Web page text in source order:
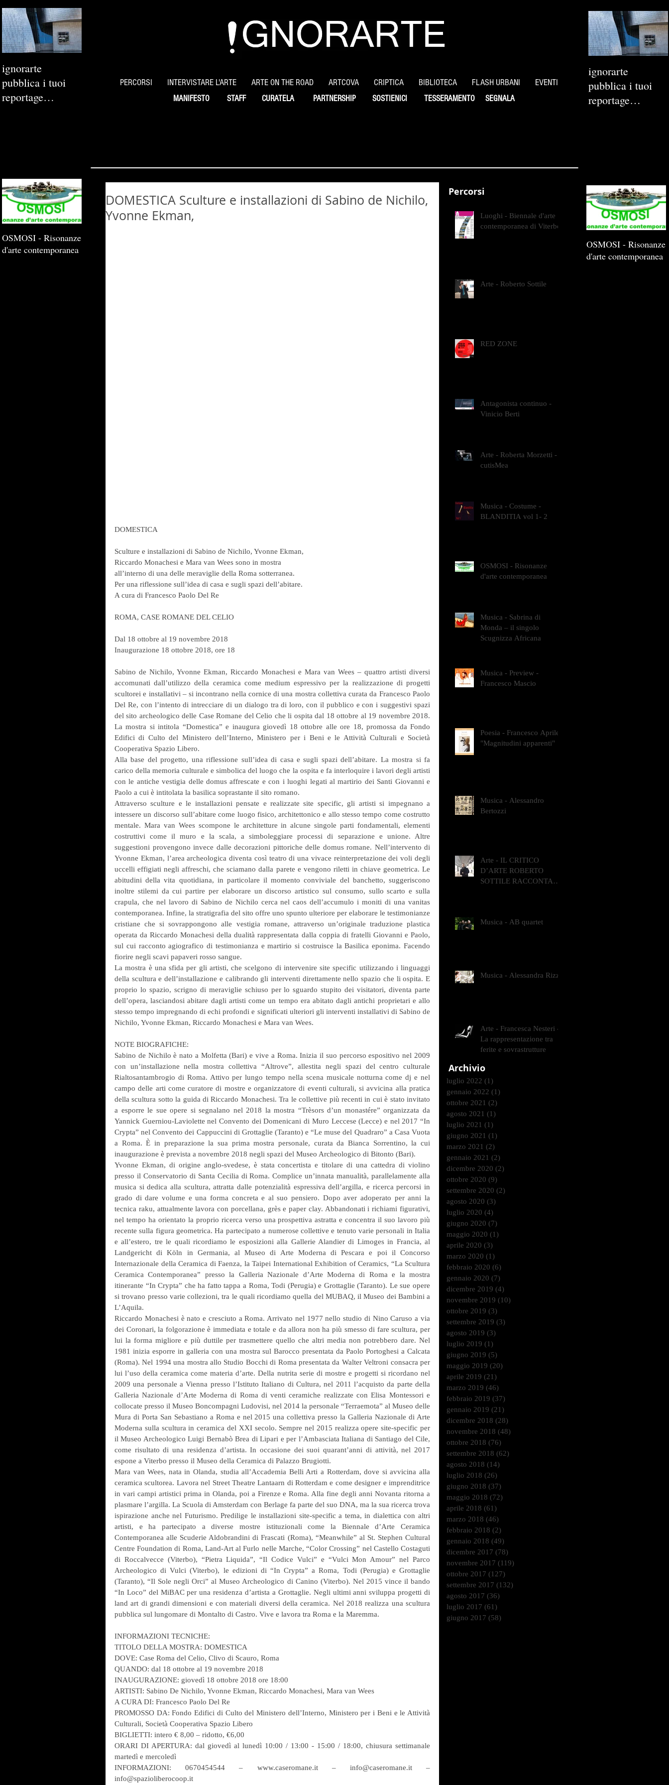
ignorarte
pubblica i tuoi
reportage
PERCORSI INTERVISTARE L'ARTE ARTE ON THE ROAD ARTCOVA CRIPTICA BIBLIOTECA FLASH URBANI EVENTI
MANIFESTO STAFF CURATELA PARTNERSHIP SOSTIENICI SEGNALA
TESSERAMENTO
ignorarte
pubblica i tuoi
reportage
DOMESTICA Sculture e installazioni di Sabino de Nichilo,
Yvonne Ekman,
DOMESTICA
Sculture e installazioni di Sabino de Nichilo, Yvonne Ekman,
Riccardo Monachesi e Mara van Wees sono in mostra
all’interno di una delle meraviglie della Roma sotterranea.
Per una riflessione sull’idea di casa e sugli spazi dell’abitare.
A cura di Francesco Paolo Del Re
ROMA, CASE ROMANE DEL CELIO
Dal 18 ottobre al 19 novembre 2018
Inaugurazione 18 ottobre 2018, ore 18
Sabino de Nichilo, Yvonne Ekman, Riccardo Monachesi e Mara van Wees – quattro artisti diversi
accomunati dall’utilizzo della ceramica come medium espressivo per la realizzazione di progetti
scultorei e installativi – si incontrano nella cornice di una mostra collettiva curata da Francesco Paolo
Del Re, con l’intento di intrecciare di un dialogo tra di loro, con il pubblico e con i suggestivi spazi
del sito archeologico delle Case Romane del Celio che li ospita dal 18 ottobre al 19 novembre 2018.
La mostra si intitola “Domestica” e inaugura giovedì 18 ottobre alle ore 18, promossa da Fondo
Edifici di Culto del Ministero dell’Interno, Ministero per i Beni e le Attività Culturali e Società
Cooperativa Spazio Libero.
Alla base del progetto, una riflessione sull’idea di casa e sugli spazi dell’abitare. La mostra si fa
carico della memoria culturale e simbolica del luogo che la ospita e fa interloquire i lavori degli artisti
con le antiche vestigia delle domus affrescate e con i luoghi legati al martirio dei Santi Giovanni e
Paolo a cui è intitolata la basilica soprastante il sito romano.
Attraverso sculture e le installazioni pensate e realizzate site specific, gli artisti si impegnano a
intessere un discorso sull’abitare come luogo fisico, architettonico e allo stesso tempo come costrutto
mentale. Mara van Wees scompone le architetture in alcune singole parti fondamentali, elementi
costruttivi come il muro e la scala, a simboleggiare processi di separazione e unione. Altre
suggestioni provengono invece dalle decorazioni pittoriche delle domus romane. Nell’intervento di
Yvonne Ekman, l’area archeologica diventa così teatro di una vivace reinterpretazione dei voli degli
uccelli effigiati negli affreschi, che sciamano dalla parete e vengono riletti in chiave geometrica. Le
abitudini della vita quotidiana, in particolare il momento conviviale del banchetto, suggeriscono
inoltre stilemi da cui partire per elaborare un discorso artistico sul consumo, sullo scarto e sulla
crapula, che nel lavoro di Sabino de Nichilo cerca nel caos dell’accumulo i moniti di una vanitas
contemporanea. Infine, la stratigrafia del sito offre uno spunto ulteriore per elaborare le testimonianze
cristiane che si sovrappongono alle vestigia romane, attraverso un’originale traduzione plastica
operata da Riccardo Monachesi della dualità rappresentata dalla coppia di fratelli Giovanni e Paolo,
sul cui racconto agiografico di testimonianza e martirio si costruisce la Basilica eponima. Facendo
fiorire negli scavi papaveri rosso sangue.
La mostra è una sfida per gli artisti, che scelgono di intervenire site specific utilizzando i linguaggi
della scultura e dell’installazione e calibrando gli interventi direttamente nello spazio che li ospita. E
proprio lo spazio, scrigno di meraviglie schiuso per lo sguardo stupito dei visitatori, diventa parte
dell’opera, lasciandosi abitare dagli artisti come un tempo era abitato dagli antichi proprietari e allo
stesso tempo impregnando di echi profondi e significati ulteriori gli interventi installativi di Sabino de
Nichilo, Yvonne Ekman, Riccardo Monachesi e Mara van Wees.
NOTE BIOGRAFICHE:
Sabino de Nichilo è nato a Molfetta (Bari) e vive a Roma. Inizia il suo percorso espositivo nel 2009
con un’installazione nella mostra collettiva “Altrove”, allestita negli spazi del centro culturale
Rialtosantambrogio di Roma. Attivo per lungo tempo nella scena musicale notturna come dj e nel
campo delle arti come curatore di mostre e organizzatore di eventi culturali, si avvicina alla pratica
della scultura sotto la guida di Riccardo Monachesi. Tra le collettive più recenti in cui è stato invitato
a esporre le sue opere si segnalano nel 2018 la mostra “Trèsors d’un monastére” organizzata da
Yannick Guerniou-Laviolette nel Convento dei Domenicani di Muro Leccese (Lecce) e nel 2017 “In
Crypta” nel Convento dei Cappuccini di Grottaglie (Taranto) e “Le muse del Quadraro” a Casa Vuota
a Roma. È in preparazione la sua prima mostra personale, curata da Bianca Sorrentino, la cui
inaugurazione è prevista a novembre 2018 negli spazi del Museo Archeologico di Bitonto (Bari).
Yvonne Ekman, di origine anglo-svedese, è stata concertista e titolare di una cattedra di violino
presso il Conservatorio di Santa Cecilia di Roma. Complice un’innata manualità, parallelamente alla
musica si dedica alla scultura, attratta dalle potenzialità espressiva dell’argilla, e ricerca percorsi in
grado di dare volume e una forma concreta e al suo pensiero. Dopo aver adoperato per anni la
tecnica raku, attualmente lavora con porcellana, grès e paper clay. Abbandonati i richiami figurativi,
nel tempo ha orientato la proprio ricerca verso una prospettiva astratta e concentra il suo lavoro più
recente sulla figura geometrica. Ha partecipato a numerose collettive e tenuto varie personali in Italia
e all’estero, tre le quali ricordiamo le esposizioni alla Gallerie Alandier di Limoges in Francia, al
Landgericht di Köln in Germania, al Museo di Arte Moderna di Pescara e poi il Concorso
Internazionale della Ceramica di Faenza, la Taipei International Exhibition of Ceramics, “La Scultura
Ceramica Contemporanea” presso la Galleria Nazionale d’Arte Moderna di Roma e la mostra
itinerante “In Crypta” che ha fatto tappa a Roma, Todi (Perugia) e Grottaglie (Taranto). Le sue opere
si trovano presso varie collezioni, tra le quali ricordiamo quella del MUBAQ, il Museo dei Bambini a
L’Aquila.
Riccardo Monachesi è nato e cresciuto a Roma. Arrivato nel 1977 nello studio di Nino Caruso a via
dei Coronari, la folgorazione è immediata e totale e da allora non ha più smesso di fare scultura, per
lui la forma migliore e più duttile per trasmettere quello che altri media non potrebbero dare. Nel
1981 inizia esporre in galleria con una mostra sul Barocco presentata da Paolo Portoghesi a Calcata
(Roma). Nel 1994 una mostra allo Studio Bocchi di Roma presentata da Walter Veltroni consacra per
lui l’uso della ceramica come materia d’arte. Della nutrita serie di mostre e progetti si ricordano nel
2009 una personale a Vienna presso l’Istituto Italiano di Cultura, nel 2011 l’acquisto da parte della
Galleria Nazionale d’Arte Moderna di Roma di venti ceramiche realizzate con Elisa Montessori e
collocate presso il Museo Boncompagni Ludovisi, nel 2014 la personale “Terraemota” al Museo delle
Mura di Porta San Sebastiano a Roma e nel 2015 una collettiva presso la Galleria Nazionale di Arte
Moderna sulla scultura in ceramica del XXI secolo. Sempre nel 2015 realizza opere site-specific per
il Museo Archeologico Luigi Bernabò Brea di Lipari e per l’Ambasciata Italiana di Santiago del Cile,
come risultato di una residenza d’artista. In occasione dei suoi quarant’anni di attività, nel 2017
espone a Viterbo presso il Museo della Ceramica di Palazzo Brugiotti.
Mara van Wees, nata in Olanda, studia all’Accademia Belli Arti a Rotterdam, dove si avvicina alla
ceramica scultorea. Lavora nel Street Theatre Lantaarn di Rotterdam e come designer e imprenditrice
in vari campi artistici prima in Olanda, poi a Firenze e Roma. Alla fine degli anni Novanta ritorna a
plasmare l’argilla. La Scuola di Amsterdam con Berlage fa parte del suo DNA, ma la sua ricerca trova
ispirazione anche nel Futurismo. Predilige le installazioni site-specific a tema, in dialettica con altri
artisti, e ha partecipato a diverse mostre istituzionali come la Biennale d’Arte Ceramica
Contemporanea alle Scuderie Aldobrandini di Frascati (Roma), “Meanwhile” al St. Stephen Cultural
Centre Foundation di Roma, Land-Art al Furlo nelle Marche, “Color Crossing” nel Castello Costaguti
di Roccalvecce (Viterbo), “Pietra Liquida”, “Il Codice Vulci” e “Vulci Mon Amour” nel Parco
Archeologico di Vulci (Viterbo), le edizioni di “In Crypta” a Roma, Todi (Perugia) e Grottaglie
(Taranto), “Il Sole negli Orci” al Museo Archeologico di Canino (Viterbo). Nel 2015 vince il bando
“In Loco” del MiBAC per una residenza d’artista a Grottaglie. Negli ultimi anni sviluppa progetti di
land art di grandi dimensioni e con materiali diversi della ceramica. Nel 2018 realizza una scultura
pubblica sul lungomare di Montalto di Castro. Vive e lavora tra Roma e la Maremma.
INFORMAZIONI TECNICHE:
TITOLO DELLA MOSTRA: DOMESTICA
DOVE: Case Roma del Celio, Clivo di Scauro, Roma
QUANDO: dal 18 ottobre al 19 novembre 2018
INAUGURAZIONE: giovedì 18 ottobre 2018 ore 18:00
ARTISTI: Sabino De Nichilo, Yvonne Ekman, Riccardo Monachesi, Mara van Wees
A CURA DI: Francesco Paolo Del Re
PROMOSSO DA: Fondo Edifici di Culto del Ministero dell’Interno, Ministero per i Beni e le Attività
Culturali, Società Cooperativa Spazio Libero
BIGLIETTI: intero € 8,00 – ridotto, €6,00
ORARI DI APERTURA: dal giovedì al lunedì 10:00 / 13:00 - 15:00 / 18:00, chiusura settimanale
martedì e mercoledì
INFORMAZIONI: 0670454544 – www.caseromane.it – info@caseromane.it –
info@spazioliberocoop.it
Percorsi
Luoghi - Biennale d'arte
contemporanea di Viterbo
Arte - Roberto Sottile
RED ZONE
Antagonista continuo -
Vinicio Berti
Arte - Roberta Morzetti -
cutisMea
Musica - Costume -
BLANDITIA vol 1- 2
OSMOSI - Risonanze
d'arte contemporanea
Musica - Sabrina di
Monda – il singolo
Scugnizza Africana
Musica - Preview -
Francesco Mascio
Poesia - Francesco Aprile -
"Magnitudini apparenti"
Musica - Alessandro
Bertozzi
Arte - IL CRITICO
D’ARTE ROBERTO
SOTTILE RACCONTA
Musica - AB quartet
Musica - Alessandra Rizzo
Arte - Francesca Nesteri -
La rappresentazione tra
ferite e sovrastrutture
Archivio
luglio 2022 (1)
gennaio 2022 (1)
ottobre 2021 (2)
agosto 2021 (1)
luglio 2021 (1)
giugno 2021 (1)
marzo 2021 (2)
gennaio 2021 (2)
dicembre 2020 (2)
ottobre 2020 (9)
settembre 2020 (2)
agosto 2020 (3)
luglio 2020 (4)
giugno 2020 (7)
maggio 2020 (1)
aprile 2020 (3)
marzo 2020 (1)
febbraio 2020 (6)
gennaio 2020 (7)
dicembre 2019 (4)
novembre 2019 (10)
ottobre 2019 (3)
settembre 2019 (3)
agosto 2019 (3)
luglio 2019 (1)
giugno 2019 (5)
maggio 2019 (20)
aprile 2019 (21)
marzo 2019 (46)
febbraio 2019 (37)
gennaio 2019 (21)
dicembre 2018 (28)
novembre 2018 (48)
ottobre 2018 (76)
settembre 2018 (62)
agosto 2018 (14)
luglio 2018 (26)
giugno 2018 (37)
maggio 2018 (72)
aprile 2018 (61)
marzo 2018 (46)
febbraio 2018 (2)
gennaio 2018 (49)
dicembre 2017 (78)
novembre 2017 (119)
ottobre 2017 (127)
settembre 2017 (132)
agosto 2017 (36)
luglio 2017 (61)
giugno 2017 (58)
OSMOSI - Risonanze
d'arte contemporanea
OSMOSI - Risonanze
d'arte contemporanea